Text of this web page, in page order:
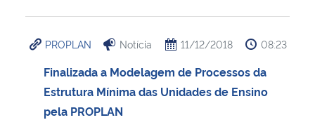
Ministério do Turismo
Ministério do Desenvolvimento Regional
Controladoria-Geral da União
PROPLAN Notícia 11/12/2018 08:23
Finalizada a Modelagem de Processos da
Estrutura Mínima das Unidades de Ensino
pela PROPLAN